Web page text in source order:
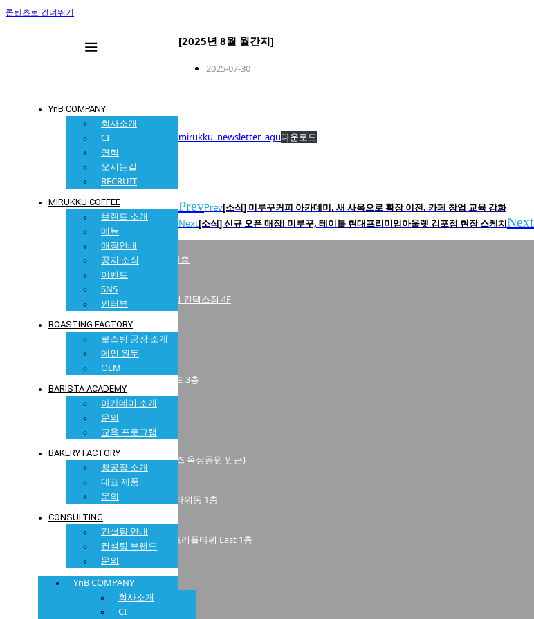
콘텐츠로 건너뛰기
YnB COMPANY
회사소개
CI
연혁
오시는길
RECRUIT
MIRUKKU COFFEE
브랜드 소개
메뉴
매장안내
공지·소식
이벤트
SNS
인터뷰
ROASTING FACTORY
로스팅 공장 소개
메인 원두
OEM
BARISTA ACADEMY
아카데미 소개
문의
교육 프로그램
BAKERY FACTORY
빵공장 소개
대표 제품
문의
CONSULTING
컨설팅 안내
컨설팅 브랜드
문의
YnB COMPANY
회사소개
CI
[2025년 8월 월간지]
2025-07-30
mirukku_newsletter_agu다운로드
PrevPrev[소식] 미루꾸커피 아카데미, 새 사옥으로 확장 이전. 카페 창업 교육 강화
Next[소식] 신규 오픈 매장! 미루꾸, 테이블 현대프리미엄아울렛 김포점 현장 스케치Next
미루꾸커피 밤리단길본점
경기 고양시 일산동구 일산로 316번길 25-1 1층
미루꾸커피 현대백화점 킨텍스점
경기 고양시 일산서구 호수로817 현대백화점 킨텍스점 4F
미루꾸커피 스타필드 고양점
경기 고양시 덕양구 고양대로 1955 B1
미루꾸커피 스타필드 수원점
경기 수원시 장안구 수성로 175 수원스타필드 3층
미루꾸커피 설문 드라이브스루점
경기 고양시 일산동구 설문동 719-1
경기 파주시 와석순환로515번길 70, 5층 (키즈 옥상공원 인근)
미루꾸커피 현대프리미엄아울렛 김포점
경기 김포시 고촌읍 아라육로 152번길 100, 타워동 1층
미루꾸커피 송도점
인천 연수구 송도과학로28번길 8 더샵송도트리플타워 East 1층
미루꾸커피 동탄점
경기 화성시 동탄치동천로 4길 6-10 1층